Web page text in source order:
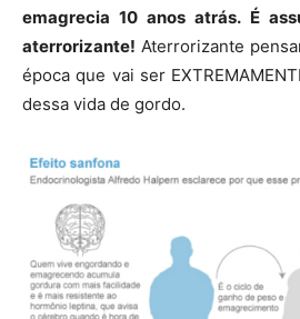
emagrecia 10 anos atrás. É
aterrorizante! Aterrorizante
época que vai ser
dessa vida de gordo.